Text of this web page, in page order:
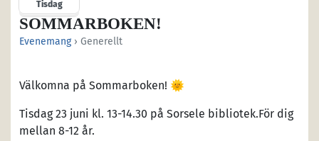
Tisdag
SOMMARBOKEN!
Evenemang› Generellt
Välkomna på Sommarboken! 🌞
Tisdag 23 juni kl. 13-14.30 på Sorsele bibliotek.För dig
mellan 8-12 år.